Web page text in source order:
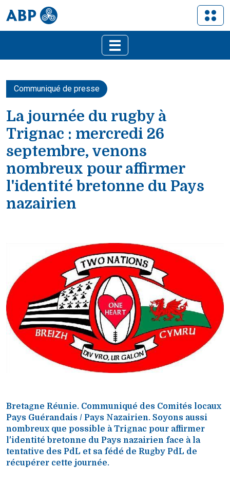
Communiqué de presse
La journée du rugby à
Trignac : mercredi 26
septembre, venons
nombreux pour affirmer
l'identité bretonne du Pays
nazairien
Bretagne Réunie. Communiqué des Comités locaux
Pays Guérandais / Pays Nazairien. Soyons aussi
nombreux que possible à Trignac pour affirmer
l'identité bretonne du Pays nazairien face à la
tentative des PdL et sa fédé de Rugby PdL de
récupérer cette journée.